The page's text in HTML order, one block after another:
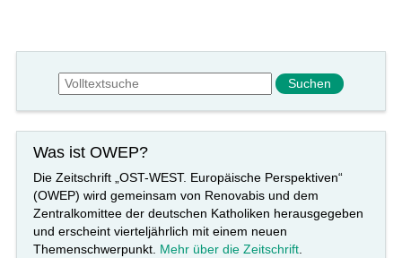
Suchformular
Suche
Was ist OWEP?
Die Zeitschrift „OST-WEST. Europäische Perspektiven“
(OWEP) wird gemeinsam von Renovabis und dem
Zentralkomittee der deutschen Katholiken herausgegeben
und erscheint vierteljährlich mit einem neuen
Themenschwerpunkt. Mehr über die Zeitschrift.